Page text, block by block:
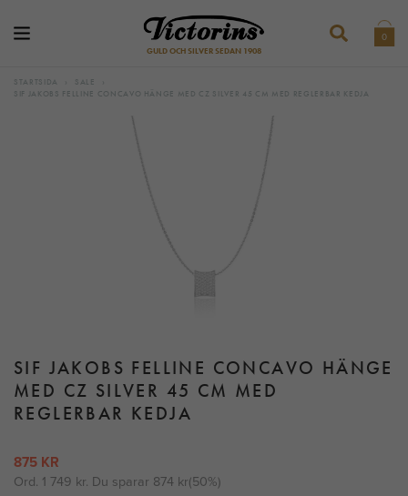
GULD OCH SILVER SEDAN 1908
0
STARTSIDA SALE
SIF JAKOBS FELLINE CONCAVO HÄNGE MED CZ SILVER 45 CM MED REGLERBAR KEDJA
SIF JAKOBS FELLINE CONCAVO HÄNGE
MED CZ SILVER 45 CM MED
REGLERBAR KEDJA
875 KR
Ord. 1 749 kr. Du sparar 874 kr(50%)